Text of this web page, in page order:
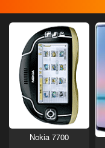
Nokia 7700